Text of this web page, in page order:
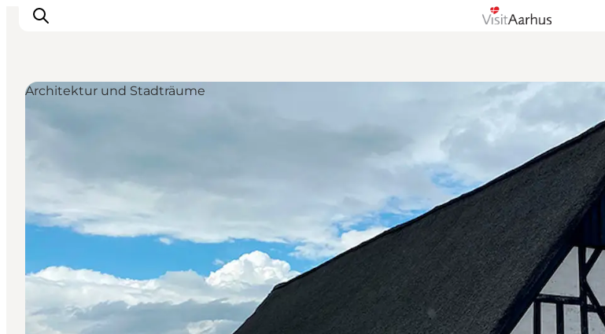
Städte und Regionen
Reiseplanung
Transport
Architektur und Stadträume